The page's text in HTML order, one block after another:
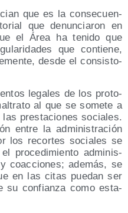
que es la con­se­cuen­
que denun­cia­ron en
el Área ha teni­do que
que con­tie­ne,
des­de el con­sis­to­
lega­les de los pro­to­
al que se some­te a
pres­ta­cio­nes socia­les.
entre la admi­nis­tra­ción
los recor­tes socia­les se
pro­ce­di­mien­to admi­nis­
coac­cio­nes; ade­más, se
en las citas pue­dan ser
su con­fian­za como esta­